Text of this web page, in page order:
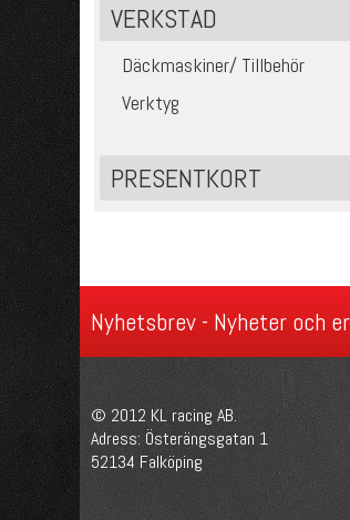
VERKSTAD
Däckmaskiner/ Tillbehör
Verktyg
PRESENTKORT
Nyhetsbrev - Nyheter och
© 2012 KL racing AB.
Adress: Österängsgatan 1
52134 Falköping